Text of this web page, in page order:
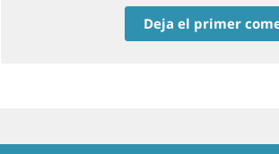
Deja el primer